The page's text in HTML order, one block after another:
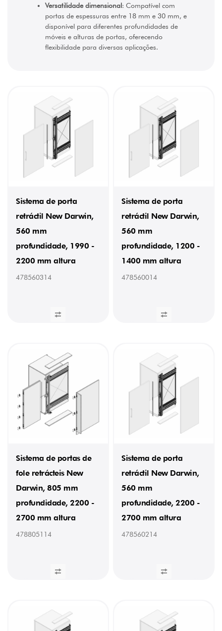
Versatilidade dimensional: Compatível com
portas de espessuras entre 18 mm e 30 mm, e
disponível para diferentes profundidades de
móveis e alturas de portas, oferecendo
flexibilidade para diversas aplicações.
Sistema de porta
retráctil New Darwin,
560 mm
profundidade, 1990 -
2200 mm altura
478560314
Sistema de porta
retráctil New Darwin,
560 mm
profundidade, 1200 -
1400 mm altura
478560014
Sistema de portas de
fole retrácteis New
Darwin, 805 mm
profundidade, 2200 -
2700 mm altura
478805114
Sistema de porta
retráctil New Darwin,
560 mm
profundidade, 2200 -
2700 mm altura
478560214